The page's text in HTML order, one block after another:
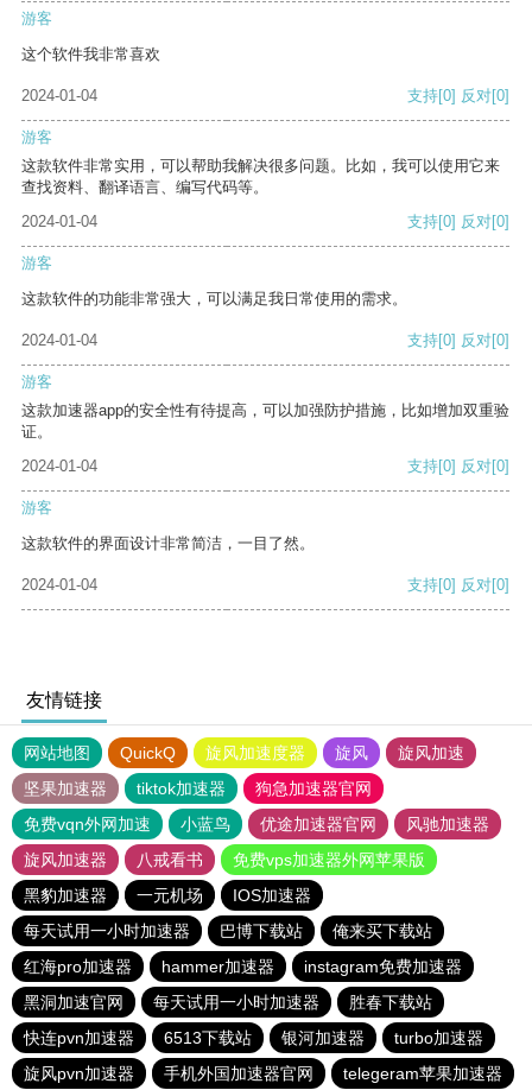
游客
这个软件我非常喜欢
2024-01-04 支持[0] 反对[0]
游客
这款软件非常实用，可以帮助我解决很多问题。比如，我可以使用它来
查找资料、翻译语言、编写代码等。
2024-01-04
支持[0] 反对[0]
游客
这款软件的功能非常强大，可以满足我日常使用的需求。
2024-01-04 支持[0] 反对[0]
游客
这款加速器app的安全性有待提高，可以加强防护措施，比如增加双重验
证。
2024-01-04
支持[0] 反对[0]
游客
这款软件的界面设计非常简洁，一目了然。
2024-01-04 支持[0] 反对[0]
友情链接
网站地图 QuickQ 旋风加速度器 旋风
旋风加速
坚果加速器
tiktok加速器
狗急加速器官网
免费vqn外网加速
小蓝鸟 优途加速器官网
风驰加速器
旋风加速器
八戒看书
免费vps加速器外网苹果版
黑豹加速器
一元机场
IOS加速器
每天试用一小时加速器
巴博下载站
俺来买下载站
红海pro加速器
hammer加速器
instagram免费加速器
黑洞加速官网
每天试用一小时加速器
胜春下载站
快连pvn加速器
6513下载站 银河加速器
turbo加速器
旋风pvn加速器
手机外国加速器官网 telegeram苹果加速器